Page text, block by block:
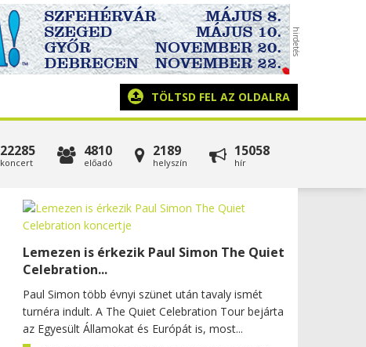
TÖLTSD FEL AZ OLDALRA
22285
koncert
4810
előadó
2189
helyszín
15058
hír
Lemezen is érkezik Paul Simon The Quiet
Celebration...
Paul Simon több évnyi szünet után tavaly ismét
turnéra indult. A The Quiet Celebration Tour bejárta
az Egyesült Államokat és Európát is, most...